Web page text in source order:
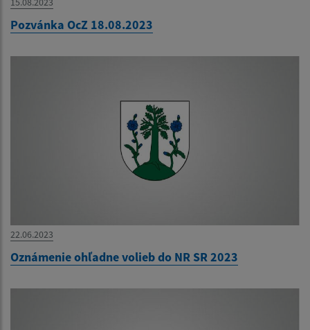
Pozvánka OcZ 18.08.2023
22.06.2023
Oznámenie ohľadne volieb do NR SR 2023